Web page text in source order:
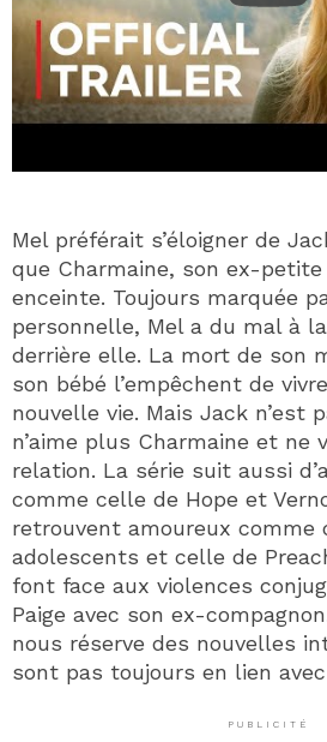
Mel préférait s’éloigner de
que Charmaine, son ex-
enceinte. Toujours marquée
personnelle, Mel a du mal à
derrière elle. La mort de son
son bébé l’empêchent de
nouvelle vie. Mais Jack n’est
n’aime plus Charmaine et ne
relation. La série suit aussi
comme celle de Hope et
retrouvent amoureux comme
adolescents et celle de
font face aux violences
Paige avec son ex-
nous réserve des nouvelles
sont pas toujours en lien
PUBLICITÉ